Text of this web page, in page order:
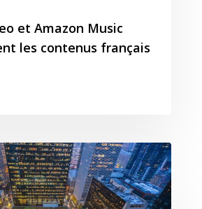
et Amazon Music
les contenus français